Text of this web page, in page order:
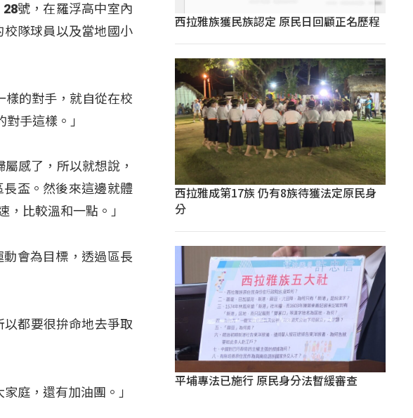
號，在羅浮高中室內
隊球員以及當地國小
的對手，就自從在校
手這樣。」
感了，所以就想說，
盃。然後來這邊就體
比較溫和一點。」
會為目標，透過區長
都要很拚命地去爭取
庭，還有加油團。」
西拉雅族獲民族認定 原民日回顧正名歷程
西拉雅成第17族 仍有8族待獲法定原民身
分
平埔專法已施行 原民身分法暫緩審查